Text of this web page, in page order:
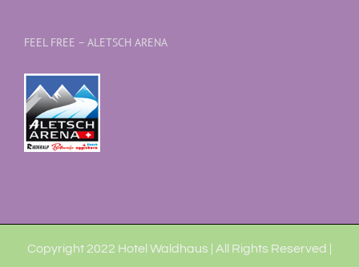
FEEL FREE – ALETSCH ARENA
Copyright 2022 Hotel Waldhaus | All Rights Reserved |